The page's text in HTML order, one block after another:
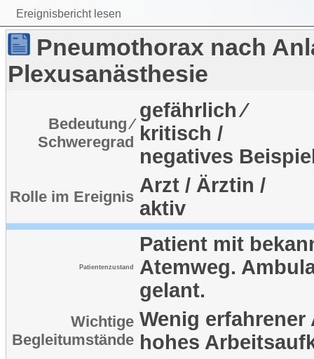
Ereignisbericht lesen
Pneumothorax nach
Plexusanästhesie
Bedeutung ⁄
Schweregrad
gefährlich ⁄
kritisch /
negatives
Rolle im Ereignis
Arzt / Ärztin /
aktiv
Patientenzustand
Patient mit
Atemweg.
gelant.
Wichtige
Begleitumstände
Wenig
hohes